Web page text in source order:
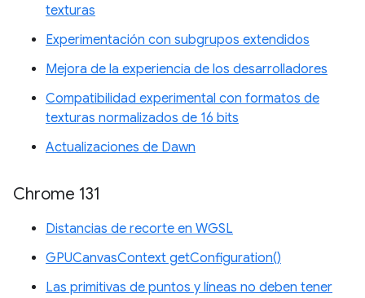
texturas
Experimentación con subgrupos extendidos
Mejora de la experiencia de los desarrolladores
Compatibilidad experimental con formatos de
texturas normalizados de 16 bits
Actualizaciones de Dawn
Chrome 131
Distancias de recorte en WGSL
GPUCanvasContext getConfiguration()
Las primitivas de puntos y líneas no deben tener